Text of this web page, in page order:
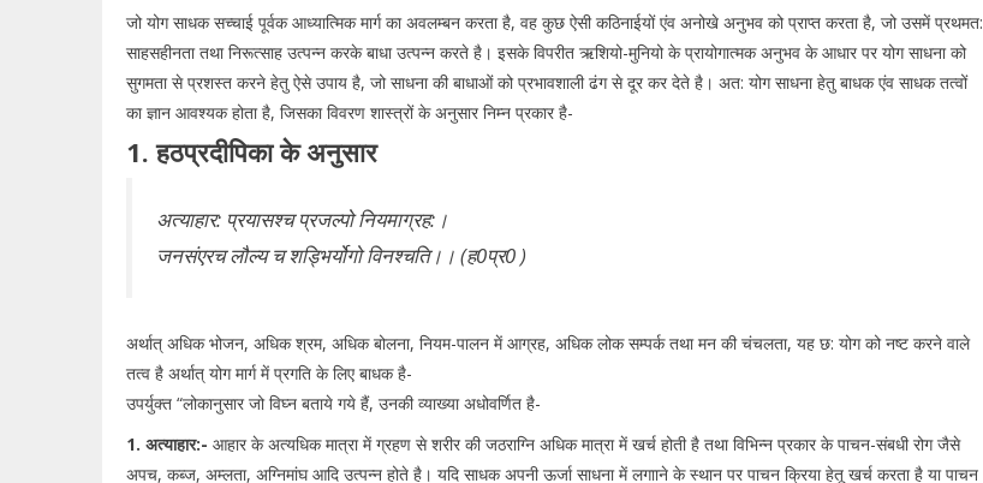
जो योग साधक सच्चाई पूर्वक आध्यात्मिक मार्ग का अवलम्बन करता है, वह कुछ ऐसी कठिनाईयों एंव अनोखे अनुभव को प्राप्त करता है, जो उसमें प्रथमत:
साहसहीनता तथा निरूत्साह उत्पन्न करके बाधा उत्पन्न करते है। इसके विपरीत ऋशियो-मुनियो के प्रायोगात्मक अनुभव के आधार पर योग साधना को
सुगमता से प्रशस्त करने हेतु ऐसे उपाय है, जो साधना की बाधाओं को प्रभावशाली ढंग से दूर कर देते है। अत: योग साधना हेतु बाधक एंव साधक तत्वों
का ज्ञान आवश्यक होता है, जिसका विवरण शास्त्रों के अनुसार निम्न प्रकार है-
1. हठप्रदीपिका के अनुसार
अत्याहार: प्रयासश्च प्रजल्पो नियमाग्रह:।
जनसंएरच लौल्य च शड्भिर्योगो विनश्चति।। (ह0प्र0 )
अर्थात् अधिक भोजन, अधिक श्रम, अधिक बोलना, नियम-पालन में आग्रह, अधिक लोक सम्पर्क तथा मन की चंचलता, यह छ: योग को नष्ट करने वाले
तत्व है अर्थात् योग मार्ग में प्रगति के लिए बाधक है-
उपर्युक्त “लोकानुसार जो विघ्न बताये गये हैं, उनकी व्याख्या अधोवर्णित है-
1. अत्याहार:- आहार के अत्यधिक मात्रा में ग्रहण से शरीर की जठराग्नि अधिक मात्रा में खर्च होती है तथा विभिन्न प्रकार के पाचन-संबधी रोग जैसे
अपच, कब्ज, अम्लता, अग्निमांघ आदि उत्पन्न होते है। यदि साधक अपनी ऊर्जा साधना में लगााने के स्थान पर पाचन क्रिया हेतू खर्च करता है या पाचन